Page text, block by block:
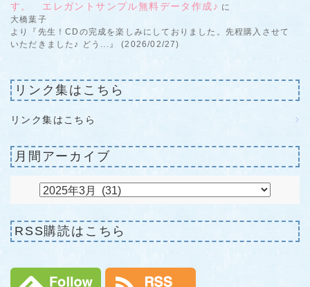
す。 エレガントサンプル無料データ作成♪ に
大橋葉子
より『先生！CDの完成を楽しみにしておりました。先程購入させて
いただきました♪ どう...』 (2026/02/27)
リンク集はこちら
リンク集はこちら
月間アーカイブ
RSS購読はこちら